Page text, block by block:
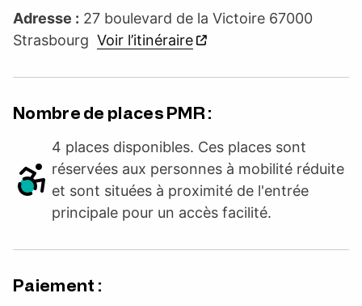
Adresse : 27 boulevard de la Victoire 67000
Strasbourg Voir l’itinéraire
Nombre de places PMR :
4 places disponibles. Ces places sont
réservées aux personnes à mobilité réduite
et sont situées à proximité de l'entrée
principale pour un accès facilité.
Paiement :